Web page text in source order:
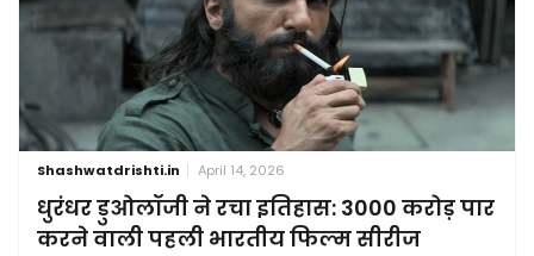
Shashwatdrishti.in April 14, 2026
धुरंधर डुओलॉजी ने रचा इतिहास: 3000 करोड़ पार
करने वाली पहली भारतीय फिल्म सीरीज